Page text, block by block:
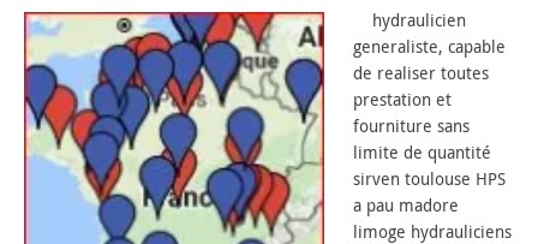
hydraulicien
generaliste, capable
de realiser toutes
prestation et
fourniture sans
limite de quantité
sirven toulouse HPS
a pau madore
limoge hydrauliciens